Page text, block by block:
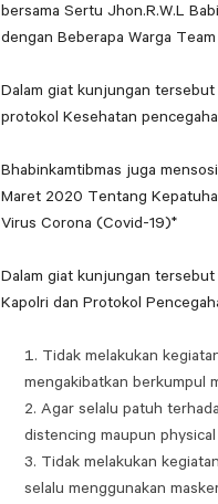
bersama Sertu Jhon.R.W.L
dengan Beberapa Warga
Dalam giat kunjungan
protokol Kesehatan
Bhabinkamtibmas juga
Maret 2020 Tentang
Virus Corona (Covid-19)*
Dalam giat kunjungan tersebut
Kapolri dan Protokol
Tidak melakukan
mengakibatkan berkumpul
Agar selalu patuh
distencing maupun
Tidak melakukan
selalu menggunakan